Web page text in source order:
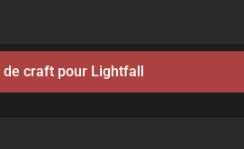
craft pour Lightfall